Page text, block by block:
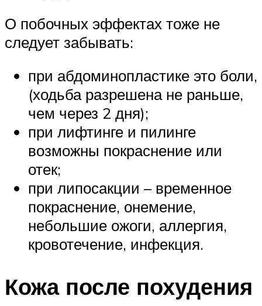
О побочных эффектах тоже не
следует забывать:
при абдоминопластике это боли,
(ходьба разрешена не раньше,
чем через 2 дня);
при лифтинге и пилинге
возможны покраснение или
отек;
при липосакции – временное
покраснение, онемение,
небольшие ожоги, аллергия,
кровотечение, инфекция.
Кожа после похудения